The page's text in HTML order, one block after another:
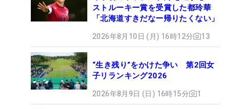
ストルーキー賞を受賞した都玲華
「北海道すきだなー帰りたくない」
2026年8月10日 (月) 16時12分 13
“生き残り”をかけた争い 第2回女
子リランキング2026
2026年8月9日 (日) 16時15分 1